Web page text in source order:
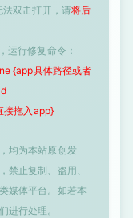
双击打开，请将后
运行修复命令：
{app具体路径或者
接拖入app}
均为本站原创发
禁止复制、盗用、
媒体平台。如若本
进行处理。